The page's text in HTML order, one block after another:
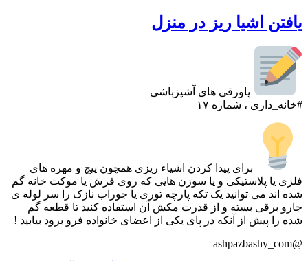
یافتن اشیا ریز در منزل
پاورقی های آشپزباشی
#خانه_داری ، شماره ۱۷
برای پیدا کردن اشیاء ریزی همچون پیچ و مهره های
فلزی یا پلاستیکی و یا سوزن هایی که روی فرش یا موکت خانه گم
شده اند می توانید یک تکه پارچه توری یا جوراب نازک را سر لوله ی
جارو برقی بسته و از قدرت مکش آن استفاده کنید تا قطعه گم
شده را پیش از آنکه در پای یکی از اعضای خانواده فرو برود بیابید !
@ashpazbashy_com